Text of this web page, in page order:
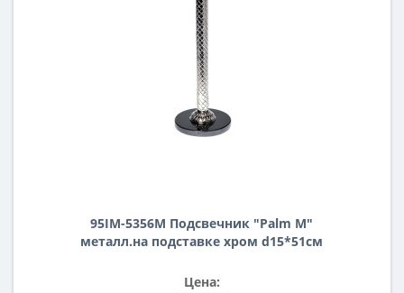
95IM-5356M Подсвечник "Palm M"
металл.на подставке хром d15*51см
Цена: